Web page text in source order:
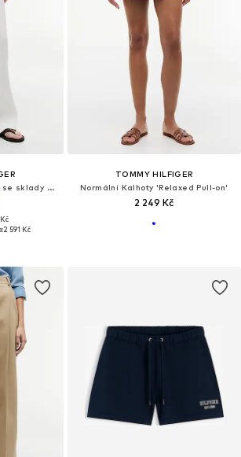
Zvonové kalhoty Kalhoty se sklady v pase 'Blend Tailored Wide Leg'
2 591 Kč
TOMMY HILFIGER
Normální Kalhoty 'Relaxed Pull-on'
2 249 Kč